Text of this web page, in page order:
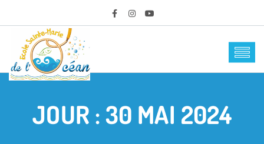
JOUR :30 MAI 2024